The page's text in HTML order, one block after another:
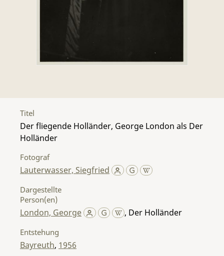
Titel
Der fliegende Holländer, George London als Der
Holländer
Fotograf
Lauterwasser, Siegfried
Dargestellte
Person(en)
London, George , Der Holländer
Entstehung
Bayreuth, 1956